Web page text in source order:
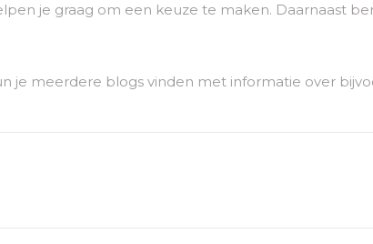
je graag om een keuze te maken. Daarnaast
je meerdere blogs vinden met informatie over